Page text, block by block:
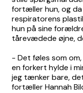
fortæller hun, og da
respiratorens
hun på sine
tårevædede øjne,
- Det føles som
en forkert hylde i
jeg tænker bare,
fortæller Hannah